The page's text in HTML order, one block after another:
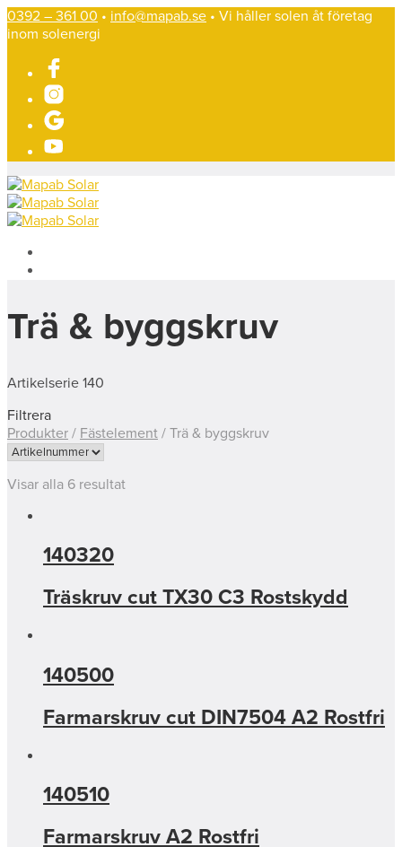
0392 – 361 00 • info@mapab.se • Vi håller solen åt företag
inom solenergi
Trä & byggskruv
Artikelserie 140
Filtrera
Produkter / Fästelement / Trä & byggskruv
Visar alla 6 resultat
140320
Träskruv cut TX30 C3 Rostskydd
140500
Farmarskruv cut DIN7504 A2 Rostfri
140510
Farmarskruv A2 Rostfri